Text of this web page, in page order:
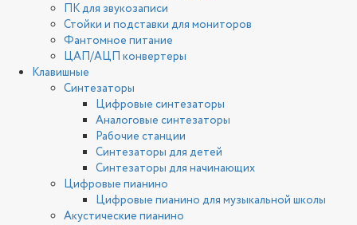
ПК для звукозаписи
Стойки и подставки для мониторов
Фантомное питание
ЦАП/АЦП конвертеры
Клавишные
Синтезаторы
Цифровые синтезаторы
Аналоговые синтезаторы
Рабочие станции
Синтезаторы для детей
Синтезаторы для начинающих
Цифровые пианино
Цифровые пианино для музыкальной школы
Акустические пианино